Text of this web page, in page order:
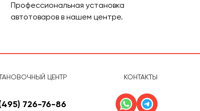
Профессиональная установка
автотоваров в нашем центре.
ЦЕНТР КОНТАКТЫ
726-76-86